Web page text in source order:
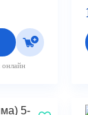
онлайн